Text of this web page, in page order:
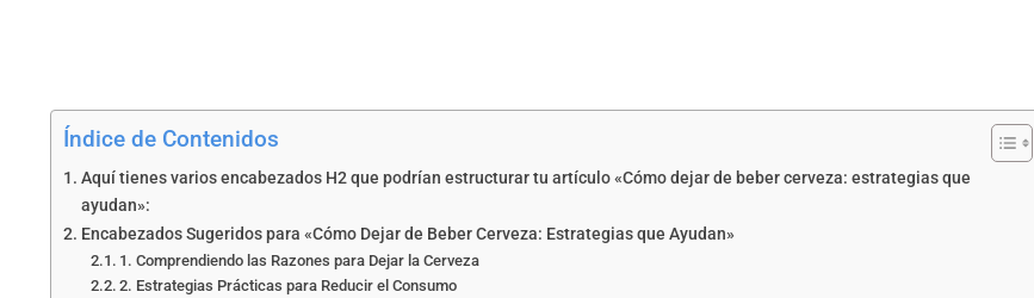
Índice de Contenidos
Aquí tienes varios encabezados H2 que podrían estructurar tu artículo «Cómo dejar de beber cerveza: estrategias que
ayudan​»:
Encabezados Sugeridos para «Cómo Dejar de Beber Cerveza: Estrategias que Ayudan»
1. Comprendiendo las Razones para Dejar la Cerveza
2. Estrategias Prácticas para Reducir el Consumo